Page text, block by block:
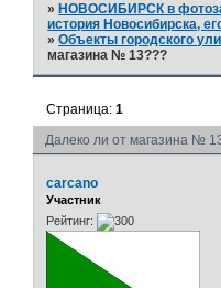
» НОВОСИБИРСК в
история Новосибирска,
»Объекты городского
магазина № 13???
Далеко ли от магазина №
Страница:1
carcano
Участник
Рейтинг: